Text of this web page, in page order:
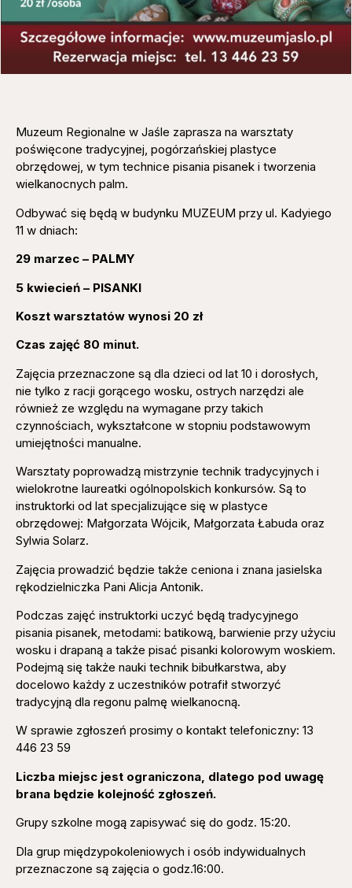
Muzeum Regionalne w Jaśle zaprasza na warsztaty
poświęcone tradycyjnej, pogórzańskiej plastyce
obrzędowej, w tym technice pisania pisanek i tworzenia
wielkanocnych palm.
Odbywać się będą w budynku MUZEUM przy ul. Kadyiego
11 w dniach:
29 marzec – PALMY
5 kwiecień – PISANKI
Koszt warsztatów wynosi 20 zł
Czas zajęć 80 minut.
Zajęcia przeznaczone są dla dzieci od lat 10 i dorosłych,
nie tylko z racji gorącego wosku, ostrych narzędzi ale
również ze względu na wymagane przy takich
czynnościach, wykształcone w stopniu podstawowym
umiejętności manualne.
Warsztaty poprowadzą mistrzynie technik tradycyjnych i
wielokrotne laureatki ogólnopolskich konkursów. Są to
instruktorki od lat specjalizujące się w plastyce
obrzędowej: Małgorzata Wójcik, Małgorzata Łabuda oraz
Sylwia Solarz.
Zajęcia prowadzić będzie także ceniona i znana jasielska
rękodzielniczka Pani Alicja Antonik.
Podczas zajęć instruktorki uczyć będą tradycyjnego
pisania pisanek, metodami: batikową, barwienie przy użyciu
wosku i drapaną a także pisać pisanki kolorowym woskiem.
Podejmą się także nauki technik bibułkarstwa, aby
docelowo każdy z uczestników potrafił stworzyć
tradycyjną dla regonu palmę wielkanocną.
W sprawie zgłoszeń prosimy o kontakt telefoniczny: 13
446 23 59
Liczba miejsc jest ograniczona, dlatego pod uwagę
brana będzie kolejność zgłoszeń.
Grupy szkolne mogą zapisywać się do godz. 15:20.
Dla grup międzypokoleniowych i osób indywidualnych
przeznaczone są zajęcia o godz.16:00.